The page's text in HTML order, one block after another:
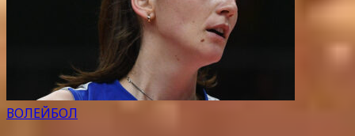
ВОЛЕЙБОЛ